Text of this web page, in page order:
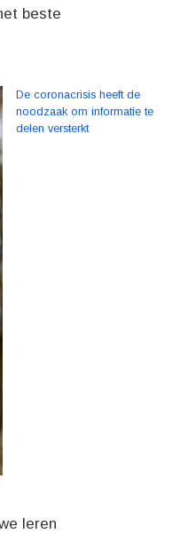
beste
De coronacrisis heeft de
noodzaak om informatie te
delen versterkt
leren